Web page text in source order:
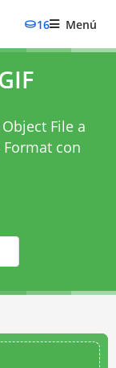
16 Menú
File a
con